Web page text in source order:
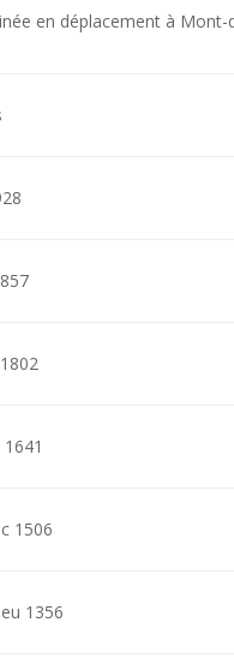
en déplacement à
1506
1356